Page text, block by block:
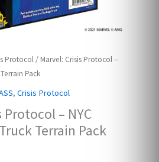
Protocol / Marvel: Crisis Protocol –
Pack
,Crisis Protocol
Protocol – NYC
Terrain Pack